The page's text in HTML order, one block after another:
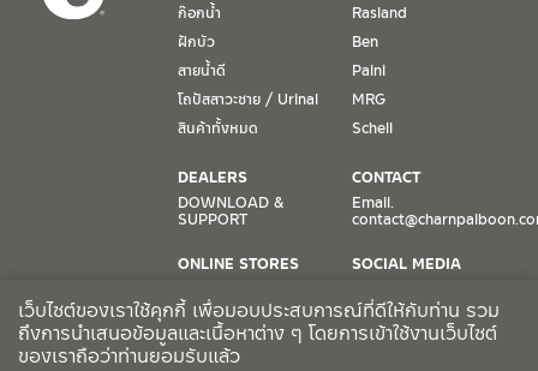
ก๊อกน้ำ
ฝักบัว
สายน้ำดี
โถปัสสาวะชาย / Urinal
สินค้าทั้งหมด
Rasland
Ben
Paini
MRG
Schell
DEALERS
DOWNLOAD &
SUPPORT
ONLINE STORES
Shopee
CONTACT
Email.
SOCIAL MEDIA
Facebook
เว็บไซต์ของเราใช้คุกกี้ เพื่อมอบประสบการณ์ที่ดีให้กับท่าน รวม
ถึงการนำเสนอข้อมูลและเนื้อหาต่าง ๆ โดยการเข้าใช้งานเว็บไซต์
ของเราถือว่าท่านยอมรับแล้ว